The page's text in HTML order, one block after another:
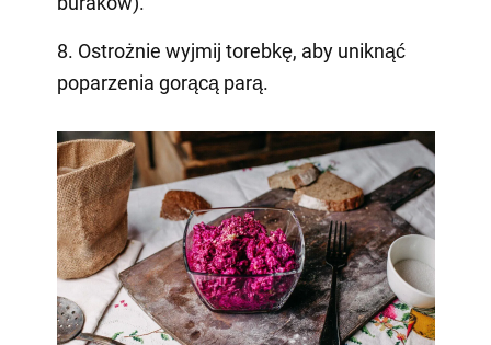
8. Ostrożnie wyjmij torebkę, aby uniknąć
poparzenia gorącą parą.